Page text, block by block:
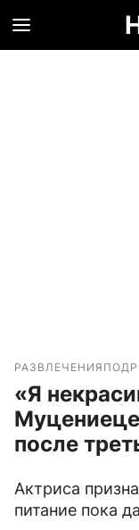
РАЗВЛЕЧЕНИЯ
«Я
после
Актриса
питание пока